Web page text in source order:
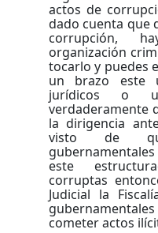
actos de
dado cuenta que
corrupción,
organización
tocarlo y puedes
un brazo este
jurídicos o
verdaderamente
la dirigencia
visto de
este
corruptas
Judicial la
cometer actos